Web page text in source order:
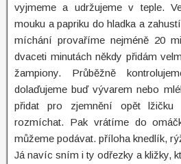
vyjmeme a udržujeme v teple.
mouku a papriku do hladka a
míchání provaříme nejméně 20
dvaceti minutách někdy přidám
žampiony. Průběžně
dolaďujeme buď vývarem nebo
přidat pro zjemnění opět lžičku
rozmíchat. Pak vrátíme do
můžeme podávat. příloha knedlík,
Já navíc sním i ty odřezky a kližky,